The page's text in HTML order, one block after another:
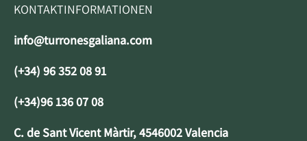
KONTAKTINFORMATIONEN
info@turronesgaliana.com
(+34) 96 352 08 91
(+34)96 136 07 08
C. de Sant Vicent Màrtir, 4546002 Valencia